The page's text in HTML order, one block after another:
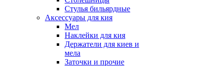
Стулья бильярдные
Аксессуары для кия
Мел
Наклейки для кия
Держатели для киев и
мела
Заточки и прочие